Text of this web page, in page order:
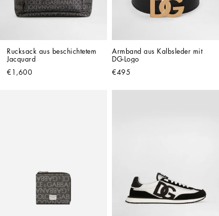
Rucksack aus beschichtetem
Jacquard
€1,600
Armband aus Kalbsleder mit
DG-Logo
€495